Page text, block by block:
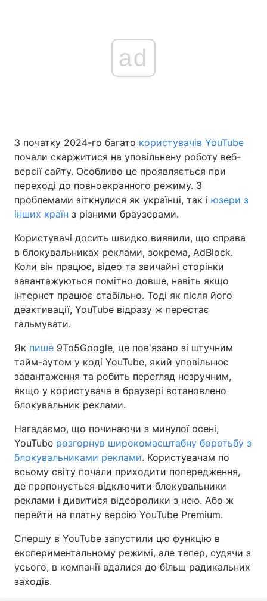
ad
З початку 2024-го багато користувачів YouTube
почали скаржитися на уповільнену роботу веб-
версії сайту. Особливо це проявляється при
переході до повноекранного режиму. З
проблемами зіткнулися як українці, так і юзери з
інших країн з різними браузерами.
Користувачі досить швидко виявили, що справа
в блокувальниках реклами, зокрема, AdBlock.
Коли він працює, відео та звичайні сторінки
завантажуються помітно довше, навіть якщо
інтернет працює стабільно. Тоді як після його
деактивації, YouTube відразу ж перестає
гальмувати.
Як пише 9To5Google, це пов'язано зі штучним
тайм-аутом у коді YouTube, який уповільнює
завантаження та робить перегляд незручним,
якщо у користувача в браузері встановлено
блокувальник реклами.
Нагадаємо, що починаючи з минулої осені,
YouTube розгорнув широкомасштабну боротьбу з
блокувальниками реклами. Користувачам по
всьому світу почали приходити попередження,
де пропонується відключити блокувальники
реклами і дивитися відеоролики з нею. Або ж
перейти на платну версію YouTube Premium.
Спершу в YouTube запустили цю функцію в
експериментальному режимі, але тепер, судячи з
усього, в компанії вдалися до більш радикальних
заходів.